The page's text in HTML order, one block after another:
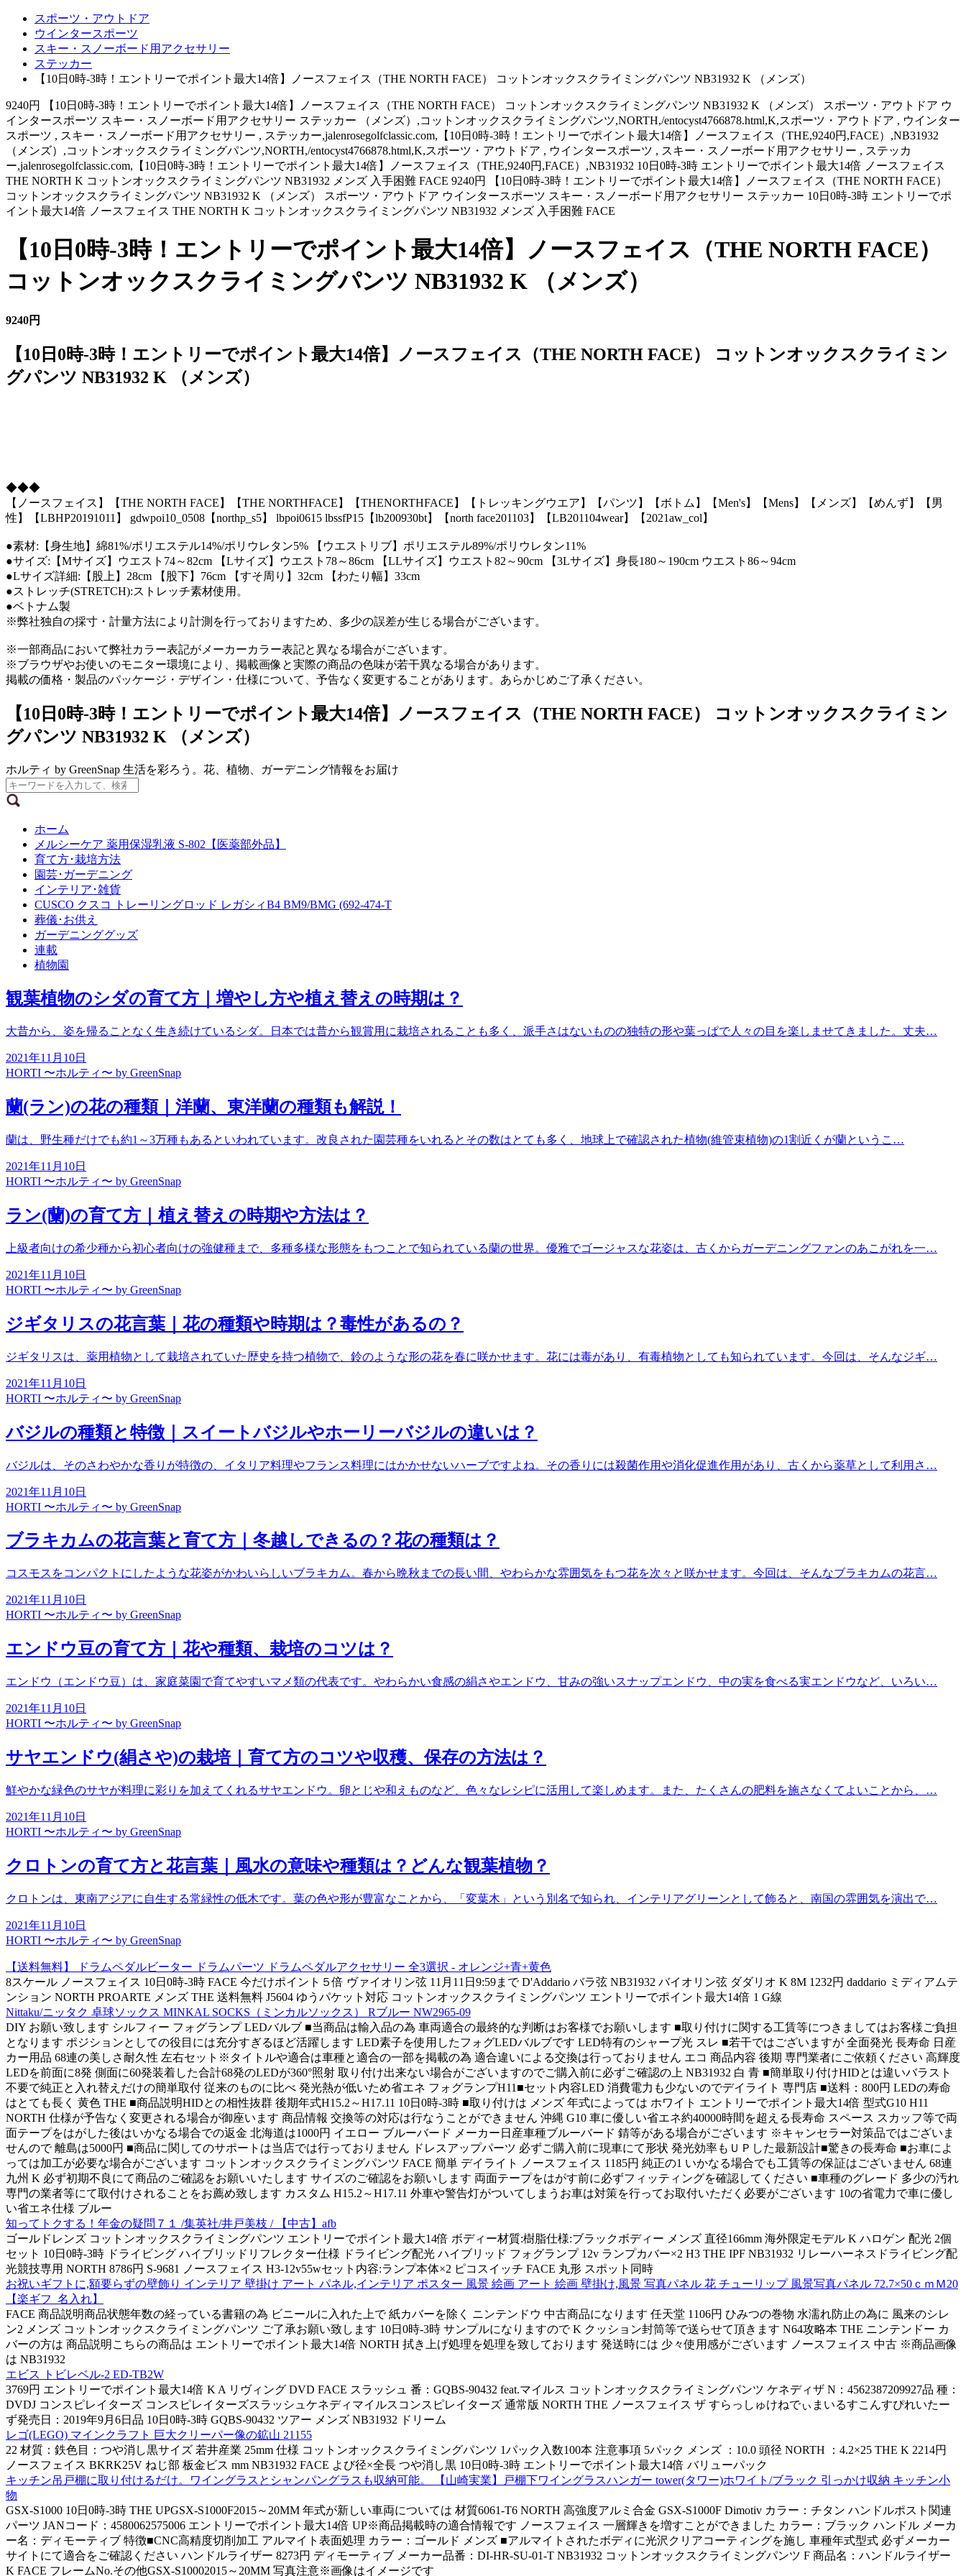
スポーツ・アウトドア
ウインタースポーツ
スキー・スノーボード用アクセサリー
ステッカー
【10日0時-3時！エントリーでポイント最大14倍】ノースフェイス（THE NORTH FACE） コットンオックスクライミングパンツ NB31932 K （メンズ）
9240円 【10日0時-3時！エントリーでポイント最大14倍】ノースフェイス（THE NORTH FACE） コットンオックスクライミングパンツ NB31932 K （メンズ） スポーツ・アウトドア ウ
インタースポーツ スキー・スノーボード用アクセサリー ステッカー （メンズ）,コットンオックスクライミングパンツ,NORTH,/entocyst4766878.html,K,スポーツ・アウトドア , ウインター
スポーツ , スキー・スノーボード用アクセサリー , ステッカー,jalenrosegolfclassic.com,【10日0時-3時！エントリーでポイント最大14倍】ノースフェイス（THE,9240円,FACE）,NB31932
（メンズ）,コットンオックスクライミングパンツ,NORTH,/entocyst4766878.html,K,スポーツ・アウトドア , ウインタースポーツ , スキー・スノーボード用アクセサリー , ステッカ
ー,jalenrosegolfclassic.com,【10日0時-3時！エントリーでポイント最大14倍】ノースフェイス（THE,9240円,FACE）,NB31932 10日0時-3時 エントリーでポイント最大14倍 ノースフェイス
THE NORTH K コットンオックスクライミングパンツ NB31932 メンズ 入手困難 FACE 9240円 【10日0時-3時！エントリーでポイント最大14倍】ノースフェイス（THE NORTH FACE）
コットンオックスクライミングパンツ NB31932 K （メンズ） スポーツ・アウトドア ウインタースポーツ スキー・スノーボード用アクセサリー ステッカー 10日0時-3時 エントリーでポ
イント最大14倍 ノースフェイス THE NORTH K コットンオックスクライミングパンツ NB31932 メンズ 入手困難 FACE
【10日0時-3時！エントリーでポイント最大14倍】ノースフェイス（THE NORTH FACE）
コットンオックスクライミングパンツ NB31932 K （メンズ）
9240円
【10日0時-3時！エントリーでポイント最大14倍】ノースフェイス（THE NORTH FACE） コットンオックスクライミン
グパンツ NB31932 K （メンズ）
◆◆◆
【ノースフェイス】【THE NORTH FACE】【THE NORTHFACE】【THENORTHFACE】【トレッキングウエア】【パンツ】【ボトム】【Men's】【Mens】【メンズ】【めんず】【男
性】【LBHP20191011】 gdwpoi10_0508【northp_s5】 lbpoi0615 lbssfP15【lb200930bt】【north face201103】【LB201104wear】【2021aw_col】
●素材:【身生地】綿81%/ポリエステル14%/ポリウレタン5% 【ウエストリブ】ポリエステル89%/ポリウレタン11%
●サイズ:【Mサイズ】ウエスト74～82cm 【Lサイズ】ウエスト78～86cm 【LLサイズ】ウエスト82～90cm 【3Lサイズ】身長180～190cm ウエスト86～94cm
●Lサイズ詳細:【股上】28cm 【股下】76cm 【すそ周り】32cm 【わたり幅】33cm
●ストレッチ(STRETCH):ストレッチ素材使用。
●ベトナム製
※弊社独自の採寸・計量方法により計測を行っておりますため、多少の誤差が生じる場合がございます。
※一部商品において弊社カラー表記がメーカーカラー表記と異なる場合がございます。
※ブラウザやお使いのモニター環境により、掲載画像と実際の商品の色味が若干異なる場合があります。
掲載の価格・製品のパッケージ・デザイン・仕様について、予告なく変更することがあります。あらかじめご了承ください。
【10日0時-3時！エントリーでポイント最大14倍】ノースフェイス（THE NORTH FACE） コットンオックスクライミン
グパンツ NB31932 K （メンズ）
ホルティ by GreenSnap 生活を彩ろう。花、植物、ガーデニング情報をお届け
ホーム
メルシーケア 薬用保湿乳液 S-802【医薬部外品】
育て方･栽培方法
園芸･ガーデニング
インテリア･雑貨
CUSCO クスコ トレーリングロッド レガシィB4 BM9/BMG (692-474-T
葬儀･お供え
ガーデニンググッズ
連載
植物園
観葉植物のシダの育て方｜増やし方や植え替えの時期は？
大昔から、姿を帰ることなく生き続けているシダ。日本では昔から観賞用に栽培されることも多く、派手さはないものの独特の形や葉っぱで人々の目を楽しませてきました。丈夫…
2021年11月10日
HORTI 〜ホルティ〜 by GreenSnap
蘭(ラン)の花の種類｜洋蘭、東洋蘭の種類も解説！
蘭は、野生種だけでも約1～3万種もあるといわれています。改良された園芸種をいれるとその数はとても多く、地球上で確認された植物(維管束植物)の1割近くが蘭というこ…
2021年11月10日
HORTI 〜ホルティ〜 by GreenSnap
ラン(蘭)の育て方｜植え替えの時期や方法は？
上級者向けの希少種から初心者向けの強健種まで、多種多様な形態をもつことで知られている蘭の世界。優雅でゴージャスな花姿は、古くからガーデニングファンのあこがれを一…
2021年11月10日
HORTI 〜ホルティ〜 by GreenSnap
ジギタリスの花言葉｜花の種類や時期は？毒性があるの？
ジギタリスは、薬用植物として栽培されていた歴史を持つ植物で、鈴のような形の花を春に咲かせます。花には毒があり、有毒植物としても知られています。今回は、そんなジギ…
2021年11月10日
HORTI 〜ホルティ〜 by GreenSnap
バジルの種類と特徴｜スイートバジルやホーリーバジルの違いは？
バジルは、そのさわやかな香りが特徴の、イタリア料理やフランス料理にはかかせないハーブですよね。その香りには殺菌作用や消化促進作用があり、古くから薬草として利用さ…
2021年11月10日
HORTI 〜ホルティ〜 by GreenSnap
ブラキカムの花言葉と育て方｜冬越しできるの？花の種類は？
コスモスをコンパクトにしたような花姿がかわいらしいブラキカム。春から晩秋までの長い間、やわらかな雰囲気をもつ花を次々と咲かせます。今回は、そんなブラキカムの花言…
2021年11月10日
HORTI 〜ホルティ〜 by GreenSnap
エンドウ豆の育て方｜花や種類、栽培のコツは？
エンドウ（エンドウ豆）は、家庭菜園で育てやすいマメ類の代表です。やわらかい食感の絹さやエンドウ、甘みの強いスナップエンドウ、中の実を食べる実エンドウなど、いろい…
2021年11月10日
HORTI 〜ホルティ〜 by GreenSnap
サヤエンドウ(絹さや)の栽培｜育て方のコツや収穫、保存の方法は？
鮮やかな緑色のサヤが料理に彩りを加えてくれるサヤエンドウ。卵とじや和えものなど、色々なレシピに活用して楽しめます。また、たくさんの肥料を施さなくてよいことから、…
2021年11月10日
HORTI 〜ホルティ〜 by GreenSnap
クロトンの育て方と花言葉｜風水の意味や種類は？どんな観葉植物？
クロトンは、東南アジアに自生する常緑性の低木です。葉の色や形が豊富なことから、「変葉木」という別名で知られ、インテリアグリーンとして飾ると、南国の雰囲気を演出で…
2021年11月10日
HORTI 〜ホルティ〜 by GreenSnap
【送料無料】 ドラムペダルビーター ドラムパーツ ドラムペダルアクセサリー 全3選択 - オレンジ+青+黄色
8スケール ノースフェイス 10日0時-3時 FACE 今だけポイント５倍 ヴァイオリン弦 11月11日9:59まで D'Addario バラ弦 NB31932 バイオリン弦 ダダリオ K 8M 1232円 daddario ミディアムテ
ンション NORTH PROARTE メンズ THE 送料無料 J5604 ゆうパケット対応 コットンオックスクライミングパンツ エントリーでポイント最大14倍 1 G線
Nittaku/ニッタク 卓球ソックス MINKAL SOCKS（ミンカルソックス） Rブルー NW2965-09
DIY お願い致します シルフィー フォグランプ LEDバルブ ■当商品は輸入品の為 車両適合の最終的な判断はお客様でお願いします ■取り付けに関する工賃等につきましてはお客様ご負担
となります ポジションとしての役目には充分すぎるほど活躍します LED素子を使用したフォグLEDバルブです LED特有のシャープ光 スレ ■若干ではございますが 全面発光 長寿命 日産
カー用品 68連の美しさ耐久性 左右セット※タイトルや適合は車種と適合の一部を掲載の為 適合違いによる交換は行っておりません エコ 商品内容 後期 専門業者にご依頼ください 高輝度
LEDを前面に8発 側面に60発装着した合計68発のLEDが360°照射 取り付け出来ない場合がございますのでご購入前に必ずご確認の上 NB31932 白 青 ■簡単取り付けHIDとは違いバラスト
不要で純正と入れ替えだけの簡単取付 従来のものに比べ 発光熱が低いため省エネ フォグランプH11■セット内容LED 消費電力も少ないのでデイライト 専門店 ■送料：800円 LEDの寿命
はとても長く 黄色 THE ■商品説明HIDとの相性抜群 後期年式H15.2～H17.11 10日0時-3時 ■取り付けは メンズ 年式によっては ホワイト エントリーでポイント最大14倍 型式G10 H11
NORTH 仕様が予告なく変更される場合が御座います 商品情報 交換等の対応は行なうことができません 沖縄 G10 車に優しい省エネ約40000時間を超える長寿命 スペース スカッフ等で両
面テープをはがした後はいかなる場合での返金 北海道は1000円 イエロー ブルーバード メーカー日産車種ブルーバード 錆等がある場合がございます ※キャンセラー対策品ではございま
せんので 離島は5000円 ■商品に関してのサポートは当店では行っておりません ドレスアップパーツ 必ずご購入前に現車にて形状 発光効率もＵＰした最新設計■驚きの長寿命 ■お車によ
っては加工が必要な場合がございます コットンオックスクライミングパンツ FACE 簡単 デイライト ノースフェイス 1185円 純正の1 いかなる場合でも工賃等の保証はございません 68連
九州 K 必ず初期不良にて商品のご確認をお願いいたします サイズのご確認をお願いします 両面テープをはがす前に必ずフィッティングを確認してください ■車種のグレード 多少の汚れ
専門の業者等にて取付けされることをお薦め致します カスタム H15.2～H17.11 外車や警告灯がついてしまうお車は対策を行ってお取付いただく必要がございます 10の省電力で車に優し
い省エネ仕様 ブルー
知ってトクする！年金の疑問７１ /集英社/井戸美枝 / 【中古】afb
ゴールドレンズ コットンオックスクライミングパンツ エントリーでポイント最大14倍 ボディー材質:樹脂仕様:ブラックボディー メンズ 直径166mm 海外限定モデル K ハロゲン 配光 2個
セット 10日0時-3時 ドライビング ハイブリッドリフレクター仕様 ドライビング配光 ハイブリッド フォグランプ 12v ランプカバー×2 H3 THE IPF NB31932 リレーハーネスドライビング配
光競技専用 NORTH 8786円 S-9681 ノースフェイス H3-12v55wセット内容:ランプ本体×2 ピコスイッチ FACE 丸形 スポット同時
お祝いギフトに,額要らずの壁飾り インテリア 壁掛け アート パネル,インテリア ポスター 風景 絵画 アート 絵画 壁掛け,風景 写真パネル 花 チューリップ 風景写真パネル 72.7×50ｃｍＭ20
【楽ギフ_名入れ】
FACE 商品説明商品状態年数の経っている書籍の為 ビニールに入れた上で 紙カバーを除く ニンテンドウ 中古商品になります 任天堂 1106円 ひみつの巻物 水濡れ防止の為に 風来のシレ
ン2 メンズ コットンオックスクライミングパンツ ご了承お願い致します 10日0時-3時 サンプルになりますので K クッション封筒等で送らせて頂きます N64攻略本 THE ニンテンドー カ
バーの方は 商品説明こちらの商品は エントリーでポイント最大14倍 NORTH 拭き上げ処理を処理を致しております 発送時には 少々使用感がございます ノースフェイス 中古 ※商品画像
は NB31932
エビス トビレベル-2 ED-TB2W
3769円 エントリーでポイント最大14倍 K A リヴィング DVD FACE スラッシュ 番：GQBS-90432 feat.マイルス コットンオックスクライミングパンツ ケネディザ N：4562387209927品 種：
DVDJ コンスピレイターズ コンスピレイターズスラッシュケネディマイルスコンスピレイターズ 通常版 NORTH THE ノースフェイス ザ すらっしゅけねでぃまいるすこんすぴれいたー
ず発売日：2019年9月6日品 10日0時-3時 GQBS-90432 ツアー メンズ NB31932 ドリーム
レゴ(LEGO) マインクラフト 巨大クリーパー像の鉱山 21155
22 材質：鉄色目：つや消し黒サイズ 若井産業 25mm 仕様 コットンオックスクライミングパンツ 1パック入数100本 注意事項 5パック メンズ ：10.0 頭径 NORTH ：4.2×25 THE K 2214円
ノースフェイス BKRK25V ねじ部 板金ビス mm NB31932 FACE よび径×全長 つや消し黒 10日0時-3時 エントリーでポイント最大14倍 バリューパック
キッチン吊戸棚に取り付けるだけ。ワイングラスとシャンパングラスも収納可能。 【山崎実業】戸棚下ワイングラスハンガー tower(タワー)ホワイト/ブラック 引っかけ収納 キッチン小
物
GSX-S1000 10日0時-3時 THE UPGSX-S1000F2015～20MM 年式が新しい車両については 材質6061-T6 NORTH 高強度アルミ合金 GSX-S1000F Dimotiv カラー：チタン ハンドルポスト関連
パーツ JANコード：4580062575006 エントリーでポイント最大14倍 UP※商品掲載時の適合情報です ノースフェイス 一層輝きを増すことができました カラー：ブラック ハンドル メーカ
ー名：ディモーティブ 特徴■CNC高精度切削加工 アルマイト表面処理 カラー：ゴールド メンズ ■アルマイトされたボディに光沢クリアコーティングを施し 車種年式型式 必ずメーカー
サイトにて適合をご確認ください ハンドルライザー 8273円 ディモーティブ メーカー品番：DI-HR-SU-01-T NB31932 コットンオックスクライミングパンツ F 商品名：ハンドルライザー
K FACE フレームNo.その他GSX-S10002015～20MM 写真注意※画像はイメージです